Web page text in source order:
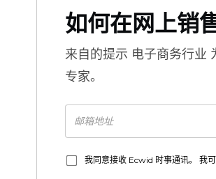
如何在网上销
来自的提示 电子商务行业
专家。
我同意接收 Ecwid 时事通讯。 我可